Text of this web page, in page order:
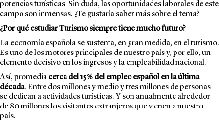
potencias turísticas. Sin duda, las oportunidades laborales de este
campo son inmensas. ¿Te gustaría saber más sobre el tema?
¿Por qué estudiar Turismo siempre tiene mucho futuro?
La economía española se sustenta, en gran medida, en el turismo.
Es uno de los motores principales de nuestro país y, por ello, un
elemento decisivo en los ingresos y la empleabilidad nacional.
Así, promedia cerca del 15 % del empleo español en la última
década. Entre dos millones y medio y tres millones de personas
se dedican a actividades turísticas. Y son anualmente alrededor
de 80 millones los visitantes extranjeros que vienen a nuestro
país.